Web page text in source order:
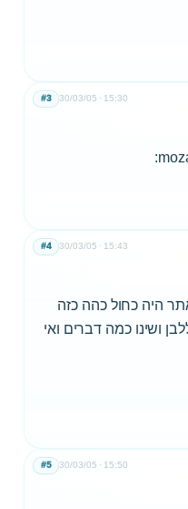
30/03/05 15:30
#3
30/03/05 15:43
#4
היה כחול כהה כזה
ושינו כמה דברים ואי
30/03/05 15:50
#5